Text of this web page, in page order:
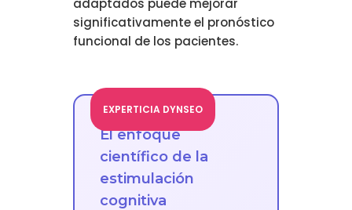
adaptados puede mejorar
significativamente el pronóstico
funcional de los pacientes.
EXPERTICIA DYNSEO
El enfoque
científico de la
estimulación
cognitiva